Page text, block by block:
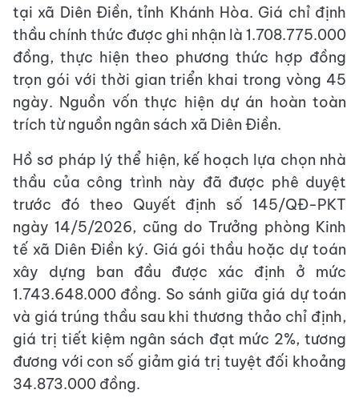
tại xã Diên Điền, tỉnh Khánh Hòa. Giá chỉ định
thầu chính thức được ghi nhận là 1.708.775.000
đồng, thực hiện theo phương thức hợp đồng
trọn gói với thời gian triển khai trong vòng 45
ngày. Nguồn vốn thực hiện dự án hoàn toàn
trích từ nguồn ngân sách xã Diên Điền.
Hồ sơ pháp lý thể hiện, kế hoạch lựa chọn nhà
thầu của công trình này đã được phê duyệt
trước đó theo Quyết định số 145/QĐ-PKT
ngày 14/5/2026, cũng do Trưởng phòng Kinh
tế xã Diên Điền ký. Giá gói thầu hoặc dự toán
xây dựng ban đầu được xác định ở mức
1.743.648.000 đồng. So sánh giữa giá dự toán
và giá trúng thầu sau khi thương thảo chỉ định,
giá trị tiết kiệm ngân sách đạt mức 2%, tương
đương với con số giảm giá trị tuyệt đối khoảng
34.873.000 đồng.